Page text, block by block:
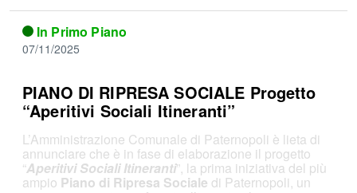
In Primo Piano
07/11/2025
PIANO DI RIPRESA SOCIALE Progetto
“Aperitivi Sociali Itineranti”
L’Amministrazione Comunale di Paternopoli è lieta di
annunciare che è in fase di elaborazione il progetto
“Aperitivi Sociali Itineranti”, la prima iniziativa del più
ampio Piano di Ripresa Sociale di Paternopoli, un